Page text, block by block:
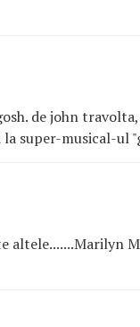
de john
super-musical-ul